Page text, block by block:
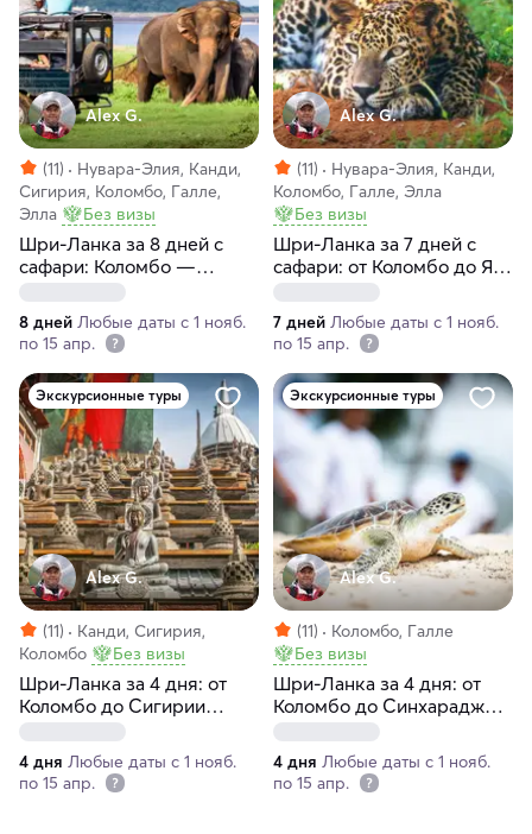
Alex G.
(11)
Нувара-Элия, Канди,
Сигирия, Коломбо, Галле,
Элла
Без визы
Шри-Ланка за 8 дней с
сафари: Коломбо —
(индивидуально)
8 дней Любые даты с 1 нояб.
по 15 апр.
Alex G.
(11)
Нувара-Элия, Канди,
Коломбо, Галле, Элла
Без визы
Шри-Ланка за 7 дней с
сафари: от Коломбо до Яла
7 дней Любые даты с 1 нояб.
по 15 апр.
Экскурсионные туры
Alex G.
(11)
Канди, Сигирия,
Коломбо
Без визы
Шри-Ланка за 4 дня: от
Коломбо до Сигирии
4 дня Любые даты с 1 нояб.
по 15 апр.
Экскурсионные туры
Alex G.
(11)
Коломбо, Галле
Без визы
Шри-Ланка за 4 дня: от
Коломбо до Синхараджи
4 дня Любые даты с 1 нояб.
по 15 апр.